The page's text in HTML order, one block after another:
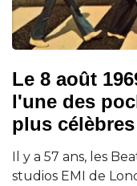
Le 8 août
l'une des
plus
Il y a 57 ans, les
studios EMI de